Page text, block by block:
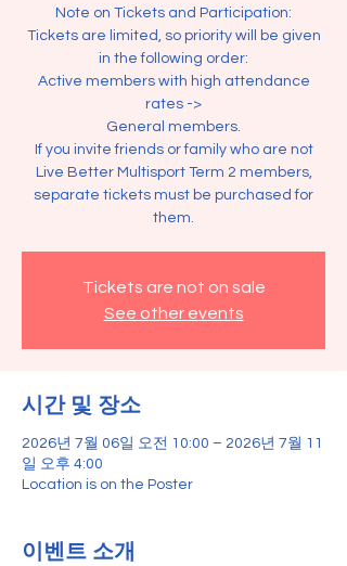
Note on Tickets and Participation:
Tickets are limited, so priority will be given
in the following order:
Active members with high attendance
rates ->
General members.
If you invite friends or family who are not
Live Better Multisport Term 2 members,
separate tickets must be purchased for
them.
Tickets are not on sale
See other events
시간 및 장소
2026년 7월 06일 오전 10:00 – 2026년 7월 11
일 오후 4:00
Location is on the Poster
이벤트 소개